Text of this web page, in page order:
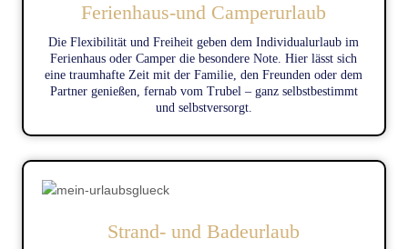
Ferienhaus-und Camperurlaub
Die Flexibilität und Freiheit geben dem Individualurlaub im
Ferienhaus oder Camper die besondere Note. Hier lässt sich
eine traumhafte Zeit mit der Familie, den Freunden oder dem
Partner genießen, fernab vom Trubel – ganz selbstbestimmt
und selbstversorgt.
Strand- und Badeurlaub